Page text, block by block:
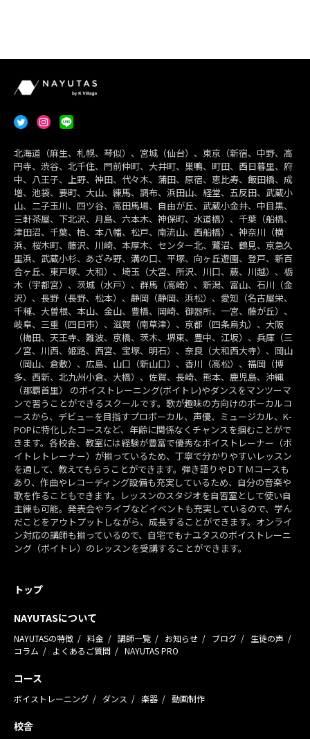
北海道（麻生、札幌、琴似）、宮城（仙台）、東京（新宿、中野、高
円寺、渋谷、北千住、門前仲町、大井町、巣鴨、町田、西日暮里、府
中、八王子、上野、神田、代々木、蒲田、原宿、恵比寿、飯田橋、成
増、池袋、要町、大山、練馬、調布、浜田山、経堂、五反田、武蔵小
山、二子玉川、四ツ谷、高田馬場、自由が丘、武蔵小金井、中目黒、
三軒茶屋、下北沢、月島、六本木、神保町、水道橋）、千葉（船橋、
津田沼、千葉、柏、本八幡、松戸、南流山、西船橋）、神奈川（横
浜、桜木町、藤沢、川崎、本厚木、センター北、鷺沼、鶴見、京急久
里浜、武蔵小杉、あざみ野、溝の口、平塚、向ヶ丘遊園、登戸、新百
合ヶ丘、東戸塚、大和）、埼玉（大宮、所沢、川口、蕨、川越）、栃
木（宇都宮）、茨城（水戸）、群馬（高崎）、新潟、富山、石川（金
沢）、長野（長野、松本）、静岡（静岡、浜松）、愛知（名古屋栄、
千種、大曽根、本山、金山、豊橋、岡崎、御器所、一宮、藤が丘）、
岐阜、三重（四日市）、滋賀（南草津）、京都（四条烏丸）、大阪
（梅田、天王寺、難波、京橋、茨木、堺東、豊中、江坂）、兵庫（三
ノ宮、川西、姫路、西宮、宝塚、明石）、奈良（大和西大寺）、岡山
（岡山、倉敷）、広島、山口（新山口）、香川（高松）、福岡（博
多、西新、北九州小倉、大橋）、佐賀、長崎、熊本、鹿児島、沖縄
（那覇首里） のボイストレーニング(ボイトレ)やダンスをマンツーマ
ンで習うことができるスクールです。歌が趣味の方向けのボーカルコ
ースから、デビューを目指すプロボーカル、声優、ミュージカル、K-
POPに特化したコースなど、年齢に関係なくチャンスを掴むことがで
きます。各校舎、教室には経験が豊富で優秀なボイストレーナー（ボ
イトレトレーナー）が揃っているため、丁寧で分かりやすいレッスン
を通して、教えてもらうことができます。弾き語りやＤＴＭコースも
あり、作曲やレコーディング設備も充実しているため、自分の音楽や
歌を作ることもできます。レッスンのスタジオを自習室として使い自
主練も可能。発表会やライブなどイベントも充実しているので、学ん
だことをアウトプットしながら、成長することができます。オンライ
ン対応の講師も揃っているので、自宅でもナユタスのボイストレーニ
ング（ボイトレ）のレッスンを受講することができます。
トップ
NAYUTASについて
NAYUTASの特徴 料金 講師一覧 お知らせ ブログ
生徒の声
コラム
よくあるご質問 NAYUTAS PRO
コース
ボイストレーニング ダンス 楽器 動画制作
校舎